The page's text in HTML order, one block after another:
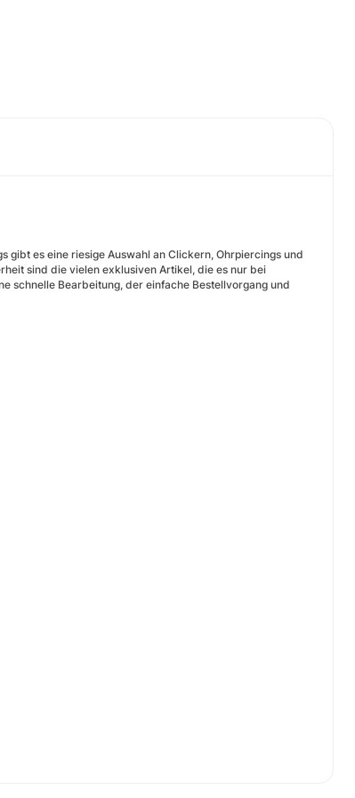
es eine riesige Auswahl an Clickern, Ohrpiercings und
sind die vielen exklusiven Artikel, die es nur bei
schnelle Bearbeitung, der einfache Bestellvorgang und